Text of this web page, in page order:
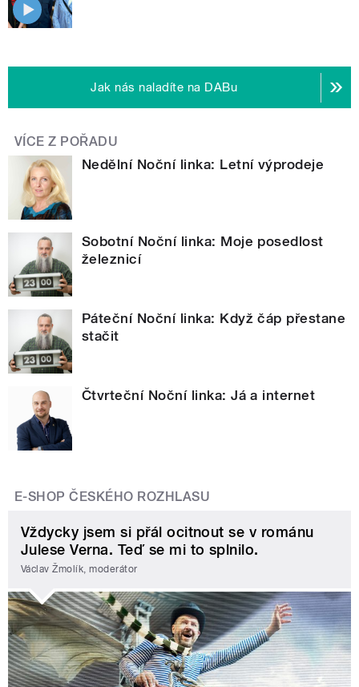
Jak nás naladíte na DABu
VÍCE Z POŘADU
Nedělní Noční linka: Letní výprodeje
Sobotní Noční linka: Moje posedlost
železnicí
Páteční Noční linka: Když čáp přestane
stačit
Čtvrteční Noční linka: Já a internet
E-SHOP ČESKÉHO ROZHLASU
Vždycky jsem si přál ocitnout se v románu
Julese Verna. Teď se mi to splnilo.
Václav Žmolík, moderátor